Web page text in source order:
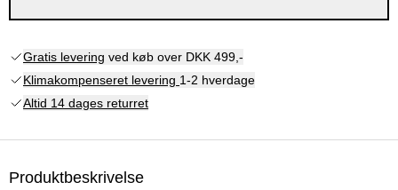
Gratis levering ved køb over DKK 499,-
Klimakompenseret levering 1-2 hverdage
Altid 14 dages returret
Produktbeskrivelse